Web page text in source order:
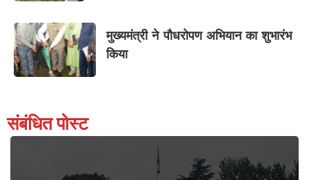
मुख्यमंत्री ने पौधरोपण अभियान का शुभारंभ
किया
संबंधित पोस्ट